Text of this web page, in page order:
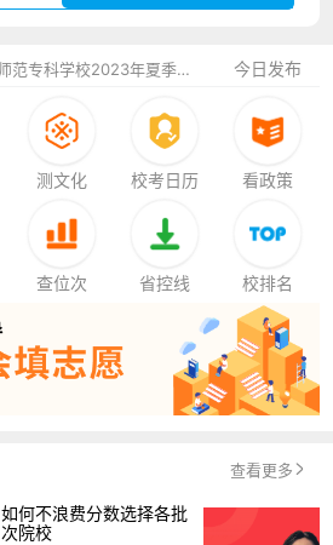
香港中文大学（深圳）2023年夏季高考招生简章
今日发布
测文化 校考日历 看政策
查位次 省控线 校排名
查看更多
如何不浪费分数选择各批
次院校